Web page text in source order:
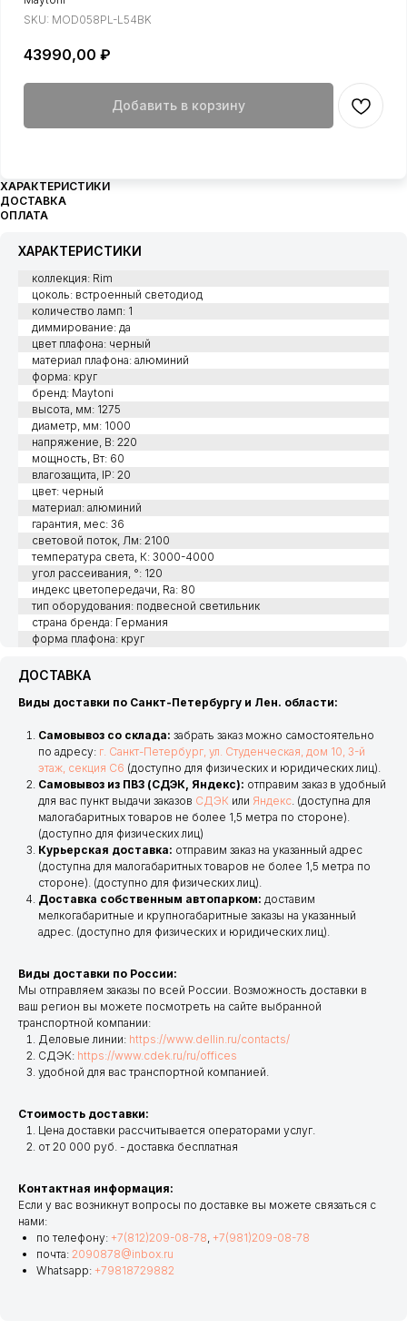
SKU: MOD058PL-L54BK
43990,00 ₽
Добавить в корзину
ХАРАКТЕРИСТИКИ
ДОСТАВКА
ОПЛАТА
ХАРАКТЕРИСТИКИ
коллекция: Rim
цоколь: встроенный светодиод
количество ламп: 1
диммирование: да
цвет плафона: черный
материал плафона: алюминий
форма: круг
бренд: Maytoni
высота, мм: 1275
диаметр, мм: 1000
напряжение, В: 220
мощность, Вт: 60
влагозащита, IP: 20
цвет: черный
материал: алюминий
гарантия, мес: 36
световой поток, Лм: 2100
температура света, К: 3000-4000
угол рассеивания, °: 120
индекс цветопередачи, Ra: 80
тип оборудования: подвесной светильник
страна бренда: Германия
форма плафона: круг
ДОСТАВКА
Виды доставки по Санкт-Петербургу и Лен. области:
Самовывоз со склада: забрать заказ можно самостоятельно
по адресу: г. Санкт-Петербург, ул. Студенческая, дом 10, 3-й
этаж, секция С6 (доступно для физических и юридических лиц).
Самовывоз из ПВЗ (СДЭК, Яндекс): отправим заказ в удобный
для вас пункт выдачи заказов СДЭК или Яндекс. (доступна для
малогабаритных товаров не более 1,5 метра по стороне).
(доступно для физических лиц)
Курьерская доставка: отправим заказ на указанный адрес
(доступна для малогабаритных товаров не более 1,5 метра по
стороне). (доступно для физических лиц).
Доставка собственным автопарком: доставим
мелкогабаритные и крупногабаритные заказы на указанный
адрес. (доступно для физических и юридических лиц).
Виды доставки по России:
Мы отправляем заказы по всей России. Возможность доставки в
ваш регион вы можете посмотреть на сайте выбранной
транспортной компании:
Деловые линии: https://www.dellin.ru/contacts/
СДЭК: https://www.cdek.ru/ru/offices
удобной для вас транспортной компанией.
Стоимость доставки:
Цена доставки рассчитывается операторами услуг.
от 20 000 руб. - доставка бесплатная
Контактная информация:
Если у вас возникнут вопросы по доставке вы можете связаться с
нами:
по телефону: +7(812)209-08-78, +7(981)209-08-78
почта: 2090878@inbox.ru
Whatsapp: +79818729882